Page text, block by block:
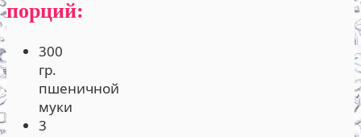
порций:
300
гр.
пшеничной
муки
3